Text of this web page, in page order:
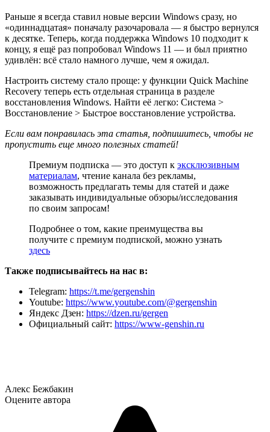
Раньше я всегда ставил новые версии Windows сразу, но
«одиннадцатая» поначалу разочаровала — я быстро вернулся
к десятке. Теперь, когда поддержка Windows 10 подходит к
концу, я ещё раз попробовал Windows 11 — и был приятно
удивлён: всё стало намного лучше, чем я ожидал.
Настроить систему стало проще: у функции Quick Machine
Recovery теперь есть отдельная страница в разделе
восстановления Windows. Найти её легко: Система >
Восстановление > Быстрое восстановление устройства.
Если вам понравилась эта статья, подпишитесь, чтобы не
пропустить еще много полезных статей!
Премиум подписка — это доступ к эксклюзивным
материалам, чтение канала без рекламы,
возможность предлагать темы для статей и даже
заказывать индивидуальные обзоры/исследования
по своим запросам!
Подробнее о том, какие преимущества вы
получите с премиум подпиской, можно узнать
здесь
Также подписывайтесь на нас в:
Telegram: https://t.me/gergenshin
Youtube: https://www.youtube.com/@gergenshin
Яндекс Дзен: https://dzen.ru/gergen
Официальный сайт: https://www-genshin.ru
Алекс Бежбакин
Оцените автора